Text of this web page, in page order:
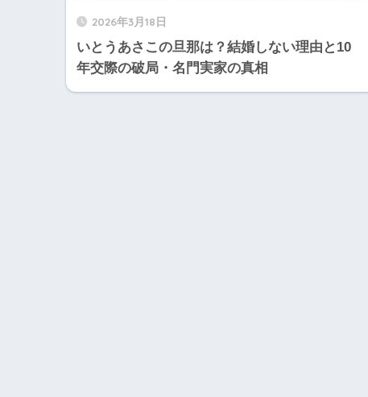
2026年3月18日
いとうあさこの旦那は？結婚しない理由と10
年交際の破局・名門実家の真相